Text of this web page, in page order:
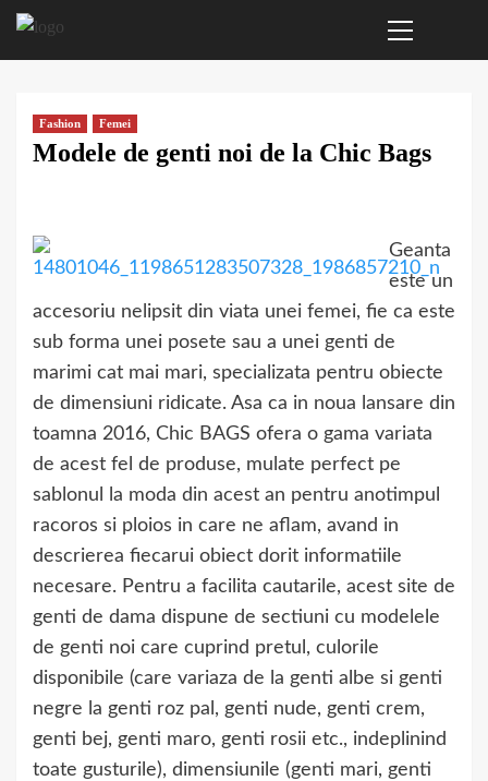
Sari
Menu
Fashion Femei
Modele de genti noi de la Chic Bags
Geanta
este un
accesoriu nelipsit din viata unei femei, fie ca este
sub forma unei posete sau a unei genti de
marimi cat mai mari, specializata pentru obiecte
de dimensiuni ridicate. Asa ca in noua lansare din
toamna 2016, Chic BAGS ofera o gama variata
de acest fel de produse, mulate perfect pe
sablonul la moda din acest an pentru anotimpul
racoros si ploios in care ne aflam, avand in
descrierea fiecarui obiect dorit informatiile
necesare. Pentru a facilita cautarile, acest site de
genti de dama dispune de sectiuni cu modelele
de genti noi care cuprind pretul, culorile
disponibile (care variaza de la genti albe si genti
negre la genti roz pal, genti nude, genti crem,
genti bej, genti maro, genti rosii etc., indeplinind
toate gusturile), dimensiunile (genti mari, genti